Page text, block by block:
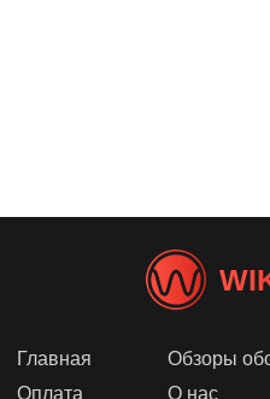
Главная
Оплата
Обзоры
О нас